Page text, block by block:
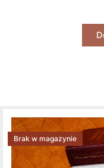
Brak w magazynie